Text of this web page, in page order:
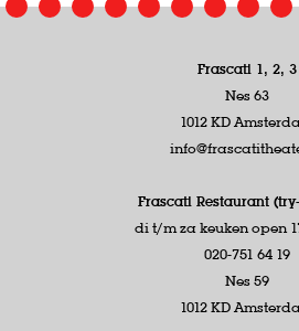
Frascati 1, 2, 3
Nes 63
1012 KD
Frascati Restaurant
di t/m za keuken open
020-751 64 19
Nes 59
1012 KD